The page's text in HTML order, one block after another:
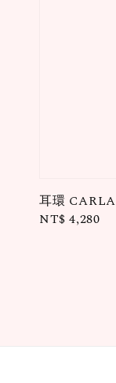
耳環 CARLA
Regular
NT$ 4,280